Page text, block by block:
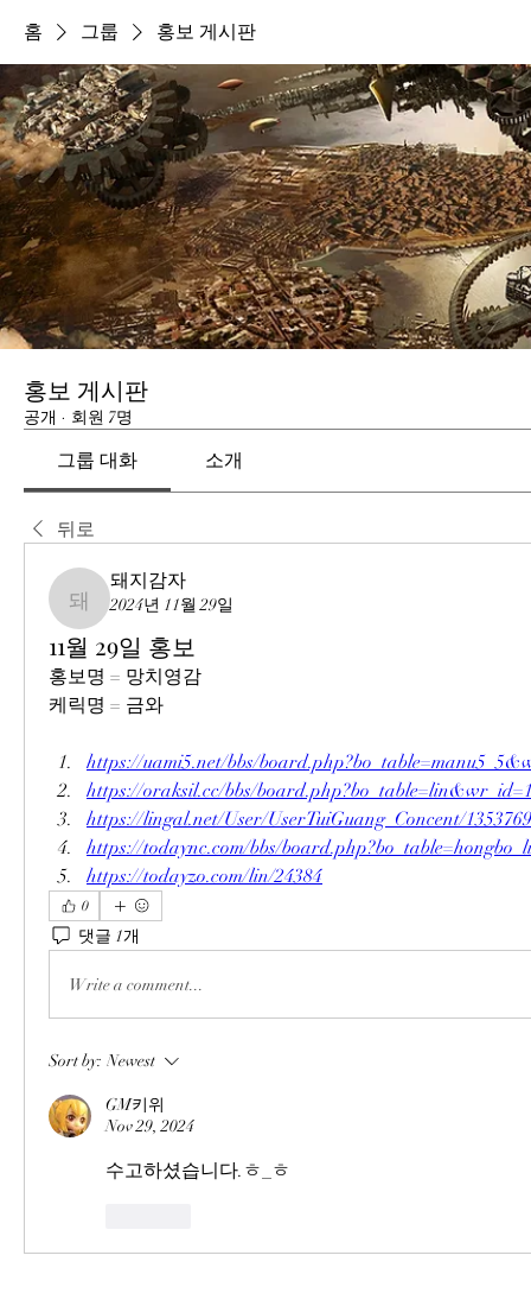
홈 그룹 홍보 게시판
홍보 게시판
공개 · 회원 7명
그룹 대화 소개
뒤로
돼지감자
돼지감자
2024년 11월 29일
11월 29일 홍보
홍보명 = 망치영감
케릭명 = 금와
https://uami5.net/bbs/
https://oraksil.cc/bbs/
https://lingal.net/User/UserTuiGuang_Concent/1353769
https://todaync.com/bbs/
https://todayzo.com/lin/24384
0
댓글 1개
Write a comment...
Sort by: Newest
GM키위
Nov 29, 2024
수고하셨습니다.ㅎ_ㅎ